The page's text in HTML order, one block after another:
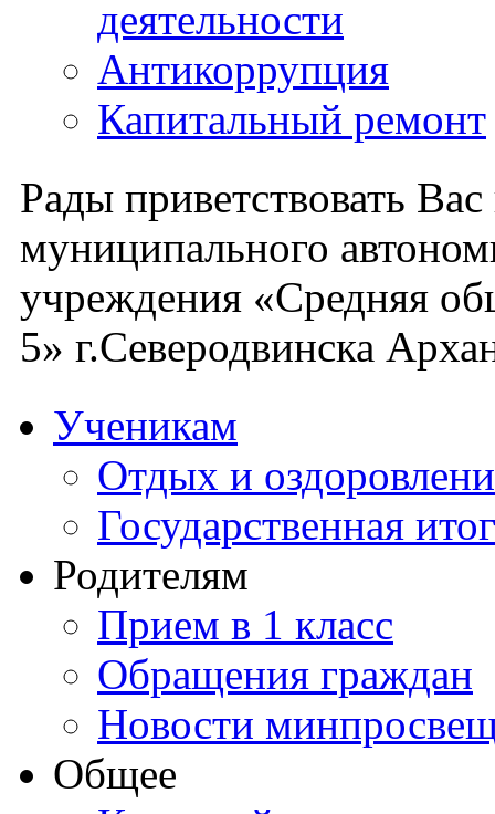
деятельности
Антикоррупция
Капитальный ремонт
Рады приветствовать
муниципального
учреждения «Средняя
5» г.Северодвинска
Ученикам
Отдых и
Государственная
Родителям
Прием в 1 класс
Обращения граждан
Новости
Общее